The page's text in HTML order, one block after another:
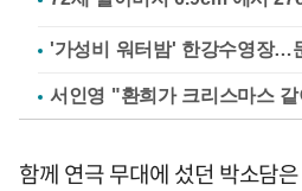
서인영 "환희가 크리스마스
함께 연극 무대에 섰던 박소담